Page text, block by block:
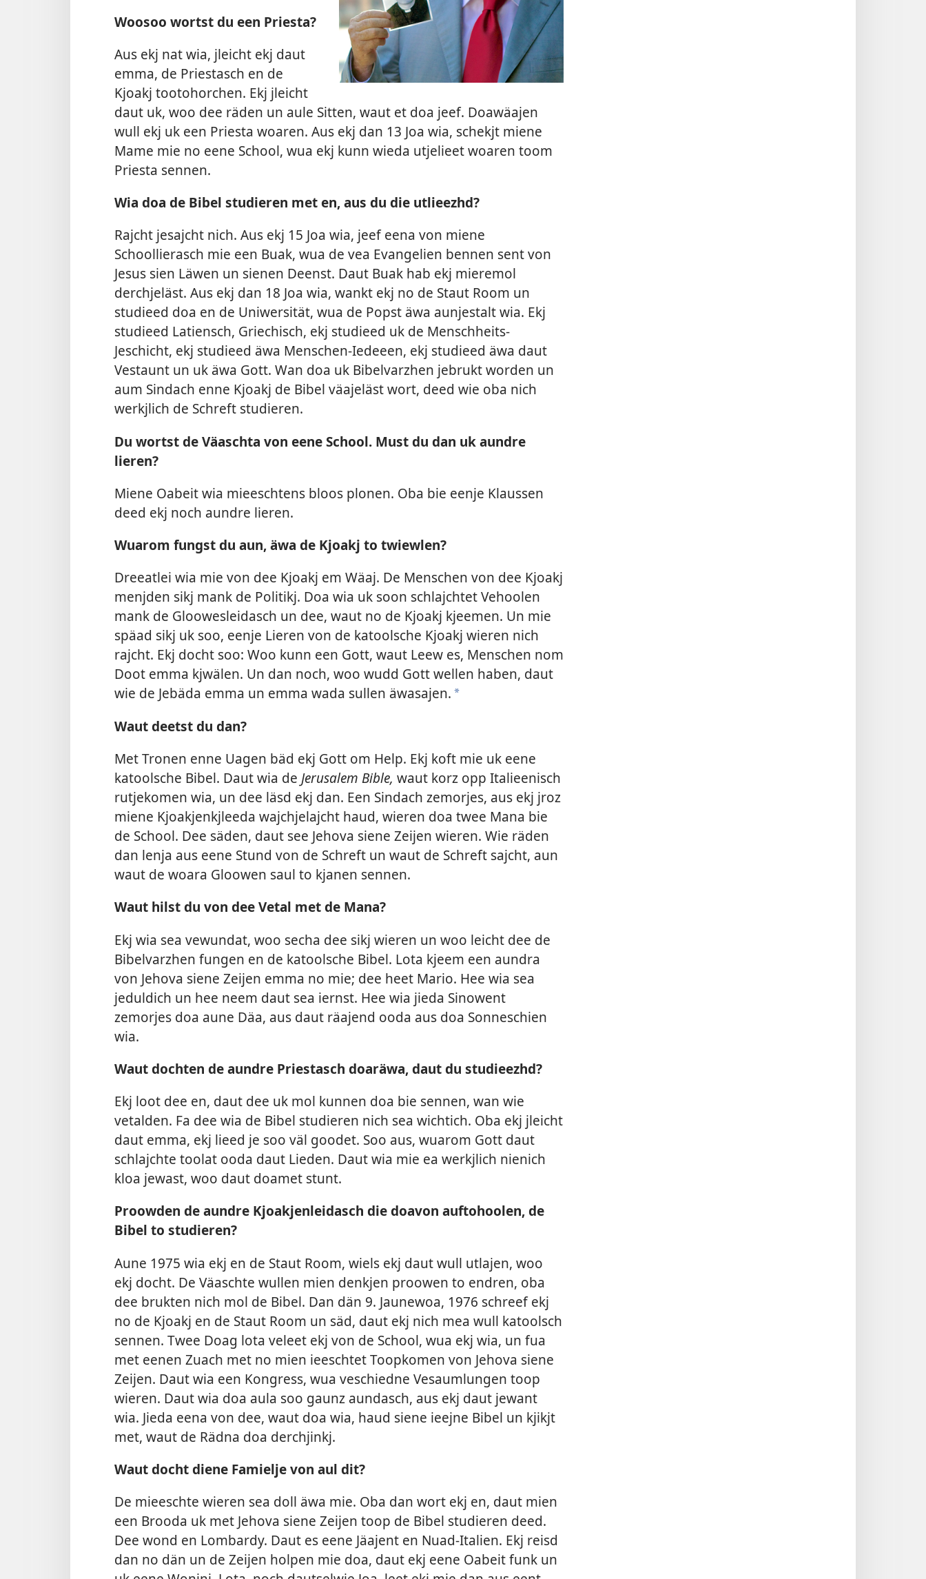
Woosoo wortst du een Priesta?
Aus ekj nat wia, jleicht ekj daut
emma, de Priestasch en de
Kjoakj tootohorchen. Ekj jleicht
daut uk, woo dee räden un aule Sitten, waut et doa jeef. Doawäajen
wull ekj uk een Priesta woaren. Aus ekj dan 13 Joa wia, schekjt miene
Mame mie no eene School, wua ekj kunn wieda utjelieet woaren toom
Priesta sennen.
Wia doa de Bibel studieren met en, aus du die utlieezhd?
Rajcht jesajcht nich. Aus ekj 15 Joa wia, jeef eena von miene
Schoollierasch mie een Buak, wua de vea Evangelien bennen sent von
Jesus sien Läwen un sienen Deenst. Daut Buak hab ekj mieremol
derchjeläst. Aus ekj dan 18 Joa wia, wankt ekj no de Staut Room un
studieed doa en de Uniwersität, wua de Popst äwa aunjestalt wia. Ekj
studieed Latiensch, Griechisch, ekj studieed uk de Menschheits-
Jeschicht, ekj studieed äwa Menschen-Iedeeen, ekj studieed äwa daut
Vestaunt un uk äwa Gott. Wan doa uk Bibelvarzhen jebrukt worden un
aum Sindach enne Kjoakj de Bibel väajeläst wort, deed wie oba nich
werkjlich de Schreft studieren.
Du wortst de Väaschta von eene School. Must du dan uk aundre
lieren?
Miene Oabeit wia mieeschtens bloos plonen. Oba bie eenje Klaussen
deed ekj noch aundre lieren.
Wuarom fungst du aun, äwa de Kjoakj to twiewlen?
Dreeatlei wia mie von dee Kjoakj em Wäaj. De Menschen von dee Kjoakj
menjden sikj mank de Politikj. Doa wia uk soon schlajchtet Vehoolen
mank de Gloowesleidasch un dee, waut no de Kjoakj kjeemen. Un mie
späad sikj uk soo, eenje Lieren von de katoolsche Kjoakj wieren nich
rajcht. Ekj docht soo: Woo kunn een Gott, waut Leew es, Menschen nom
Doot emma kjwälen. Un dan noch, woo wudd Gott wellen haben, daut
wie de Jebäda emma un emma wada sullen äwasajen. *
Waut deetst du dan?
Met Tronen enne Uagen bäd ekj Gott om Help. Ekj koft mie uk eene
katoolsche Bibel. Daut wia de Jerusalem Bible, waut korz opp Italieenisch
rutjekomen wia, un dee läsd ekj dan. Een Sindach zemorjes, aus ekj jroz
miene Kjoakjenkjleeda wajchjelajcht haud, wieren doa twee Mana bie
de School. Dee säden, daut see Jehova siene Zeijen wieren. Wie räden
dan lenja aus eene Stund von de Schreft un waut de Schreft sajcht, aun
waut de woara Gloowen saul to kjanen sennen.
Waut hilst du von dee Vetal met de Mana?
Ekj wia sea vewundat, woo secha dee sikj wieren un woo leicht dee de
Bibelvarzhen fungen en de katoolsche Bibel. Lota kjeem een aundra
von Jehova siene Zeijen emma no mie; dee heet Mario. Hee wia sea
jeduldich un hee neem daut sea iernst. Hee wia jieda Sinowent
zemorjes doa aune Däa, aus daut räajend ooda aus doa Sonneschien
wia.
Waut dochten de aundre Priestasch doaräwa, daut du studieezhd?
Ekj loot dee en, daut dee uk mol kunnen doa bie sennen, wan wie
vetalden. Fa dee wia de Bibel studieren nich sea wichtich. Oba ekj jleicht
daut emma, ekj lieed je soo väl goodet. Soo aus, wuarom Gott daut
schlajchte toolat ooda daut Lieden. Daut wia mie ea werkjlich nienich
kloa jewast, woo daut doamet stunt.
Proowden de aundre Kjoakjenleidasch die doavon auftohoolen, de
Bibel to studieren?
Aune 1975 wia ekj en de Staut Room, wiels ekj daut wull utlajen, woo
ekj docht. De Väaschte wullen mien denkjen proowen to endren, oba
dee brukten nich mol de Bibel. Dan dän 9. Jaunewoa, 1976 schreef ekj
no de Kjoakj en de Staut Room un säd, daut ekj nich mea wull katoolsch
sennen. Twee Doag lota veleet ekj von de School, wua ekj wia, un fua
met eenen Zuach met no mien ieeschtet Toopkomen von Jehova siene
Zeijen. Daut wia een Kongress, wua veschiedne Vesaumlungen toop
wieren. Daut wia doa aula soo gaunz aundasch, aus ekj daut jewant
wia. Jieda eena von dee, waut doa wia, haud siene ieejne Bibel un kjikjt
met, waut de Rädna doa derchjinkj.
Waut docht diene Famielje von aul dit?
De mieeschte wieren sea doll äwa mie. Oba dan wort ekj en, daut mien
een Brooda uk met Jehova siene Zeijen toop de Bibel studieren deed.
Dee wond en Lombardy. Daut es eene Jäajent en Nuad-Italien. Ekj reisd
dan no dän un de Zeijen holpen mie doa, daut ekj eene Oabeit funk un